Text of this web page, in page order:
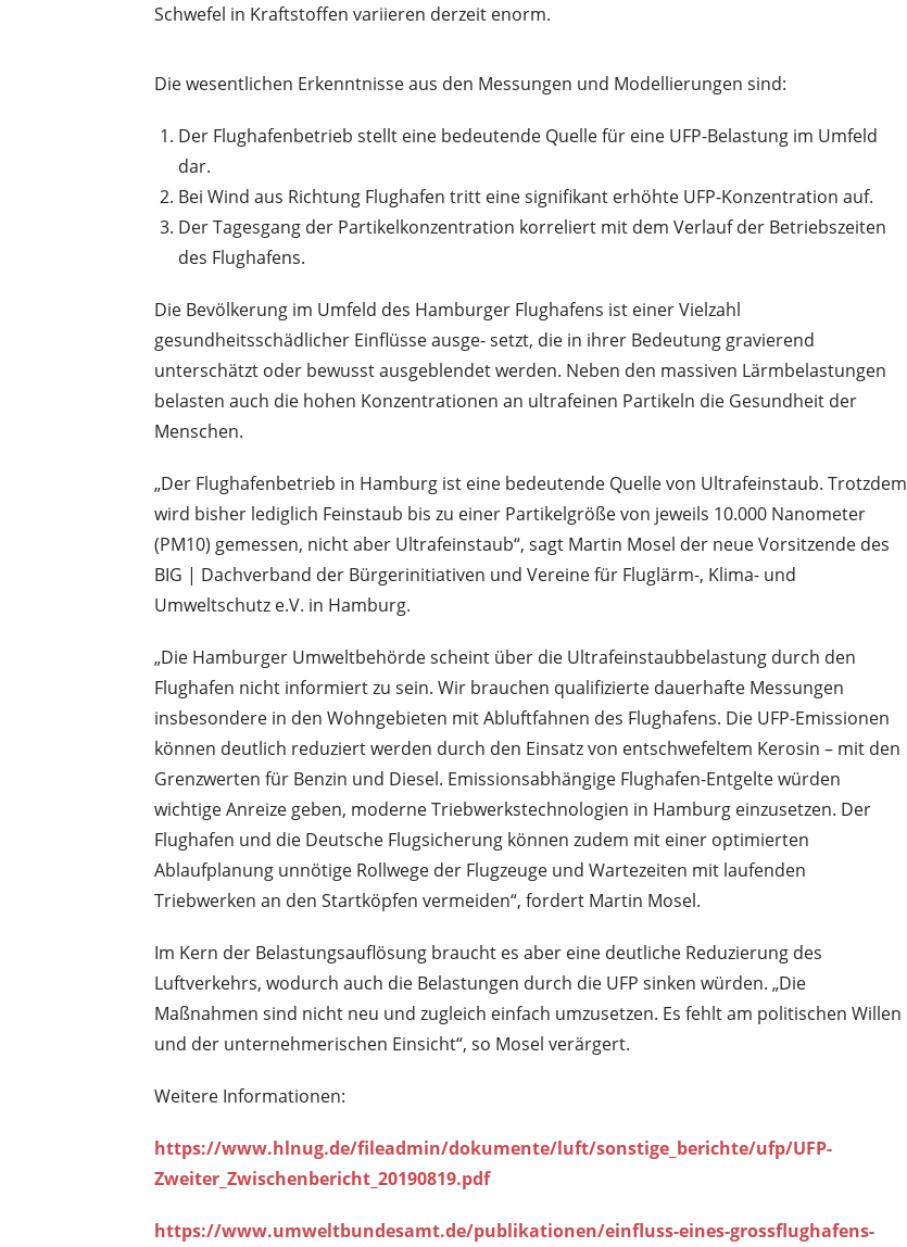
Schwefel in Kraftstoffen variieren derzeit enorm.
Die wesentlichen Erkenntnisse aus den Messungen und Modellierungen sind:
Der Flughafenbetrieb stellt eine bedeutende Quelle für eine UFP-Belastung im Umfeld
dar.
Bei Wind aus Richtung Flughafen tritt eine signifikant erhöhte UFP-Konzentration auf.
Der Tagesgang der Partikelkonzentration korreliert mit dem Verlauf der Betriebszeiten
des Flughafens.
Die Bevölkerung im Umfeld des Hamburger Flughafens ist einer Vielzahl
gesundheitsschädlicher Einflüsse ausge- setzt, die in ihrer Bedeutung gravierend
unterschätzt oder bewusst ausgeblendet werden. Neben den massiven Lärmbelastungen
belasten auch die hohen Konzentrationen an ultrafeinen Partikeln die Gesundheit der
Menschen.
„Der Flughafenbetrieb in Hamburg ist eine bedeutende Quelle von Ultrafeinstaub. Trotzdem
wird bisher lediglich Feinstaub bis zu einer Partikelgröße von jeweils 10.000 Nanometer
(PM10) gemessen, nicht aber Ultrafeinstaub“, sagt Martin Mosel der neue Vorsitzende des
BIG | Dachverband der Bürgerinitiativen und Vereine für Fluglärm-, Klima- und
Umweltschutz e.V. in Hamburg.
„Die Hamburger Umweltbehörde scheint über die Ultrafeinstaubbelastung durch den
Flughafen nicht informiert zu sein. Wir brauchen qualifizierte dauerhafte Messungen
insbesondere in den Wohngebieten mit Abluftfahnen des Flughafens. Die UFP-Emissionen
können deutlich reduziert werden durch den Einsatz von entschwefeltem Kerosin – mit den
Grenzwerten für Benzin und Diesel. Emissionsabhängige Flughafen-Entgelte würden
wichtige Anreize geben, moderne Triebwerkstechnologien in Hamburg einzusetzen. Der
Flughafen und die Deutsche Flugsicherung können zudem mit einer optimierten
Ablaufplanung unnötige Rollwege der Flugzeuge und Wartezeiten mit laufenden
Triebwerken an den Startköpfen vermeiden“, fordert Martin Mosel.
Im Kern der Belastungsauflösung braucht es aber eine deutliche Reduzierung des
Luftverkehrs, wodurch auch die Belastungen durch die UFP sinken würden. „Die
Maßnahmen sind nicht neu und zugleich einfach umzusetzen. Es fehlt am politischen Willen
und der unternehmerischen Einsicht“, so Mosel verärgert.
Weitere Informationen:
https://www.hlnug.de/fileadmin/dokumente/luft/sonstige_berichte/ufp/UFP-
Zweiter_Zwischenbericht_20190819.pdf
https://www.umweltbundesamt.de/publikationen/einfluss-eines-grossflughafens-